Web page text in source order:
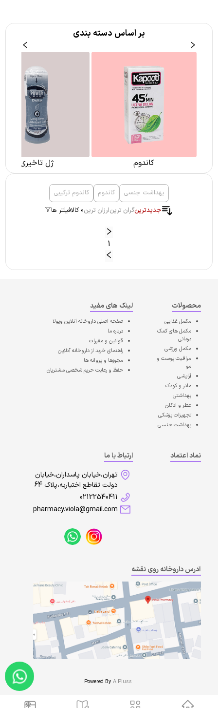
بر اساس دسته بندی
کاندوم ژل تاخیری
بهداشت جنسی کاندوم
کاندوم ترکیبی
جدیدترینگران ترینارزان ترین0 کالا فیلتر ها
1
محصولات
مکمل غذایی
مکمل های کمک
درمانی
مکمل ورزشی
مراقبت پوست و
مو
آرایشی
مادر و کودک
بهداشتی
عطر و ادکلن
تجهیزات پزشکی
بهداشت جنسی
لینک های مفید
صفحه اصلیداروخانه آنلاین ویولا
درباره ما
قوانین و مقررات
راهنمای خرید از داروخانه آنلاین
مجوزها و پروانه ها
حفظ و رعایت حریم شخصی مشتریان
نماد اعتماد
ارتباط با ما
تهران،خیابان پاسداران،خیابان
دولت تقاطع اختیاریه،پلاک 64
02122540411
pharmacy.viola@gmail.com
آدرس داروخانه روی نقشه
A Pluss
Powered By